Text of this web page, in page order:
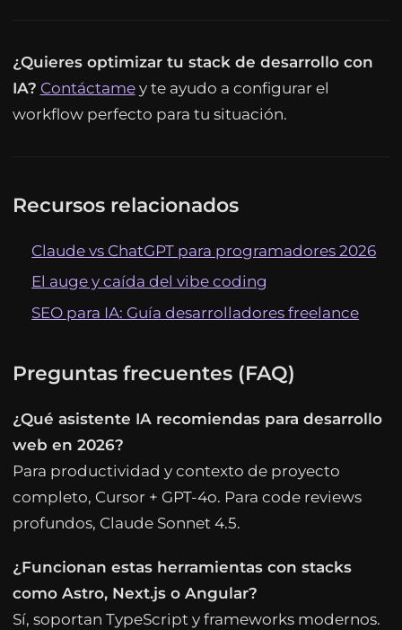
¿Quieres optimizar tu stack de desarrollo con
IA? Contáctamey te ayudo a configurar el
workflow perfecto para tu situación.
Recursos relacionados
Claude vs ChatGPT para programadores 2026
El auge y caída del vibe coding
SEO para IA: Guía desarrolladores freelance
Preguntas frecuentes (FAQ)
¿Qué asistente IA recomiendas para desarrollo
web en 2026?
Para productividad y contexto de proyecto
completo, Cursor + GPT-4o. Para code reviews
profundos, Claude Sonnet 4.5.
¿Funcionan estas herramientas con stacks
como Astro, Next.js o Angular?
Sí, soportan TypeScript y frameworks modernos.